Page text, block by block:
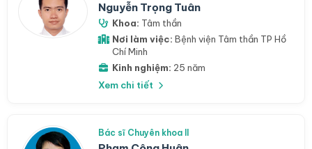
Nguyễn Trọng Tuân
Khoa: Tâm thần
Nơi làm việc: Bệnh viện Tâm thần TP Hồ
Chí Minh
Kinh nghiệm: 25 năm
Xem chi tiết
Bác sĩ Chuyên khoa II